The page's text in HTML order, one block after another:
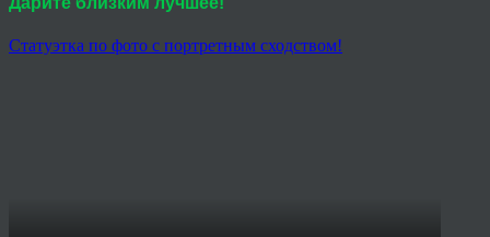
Статуэтка по фото с портретным сходством!